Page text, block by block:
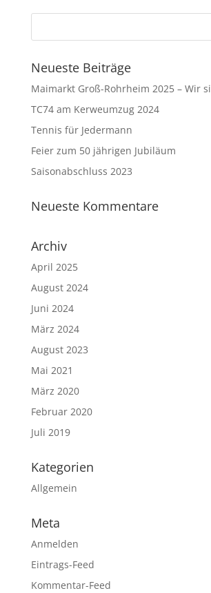
Neueste Beiträge
Maimarkt Groß-Rohrheim 2025 – Wir
TC74 am Kerweumzug 2024
Tennis für Jedermann
Feier zum 50 jährigen Jubiläum
Saisonabschluss 2023
Neueste Kommentare
Archiv
April 2025
August 2024
Juni 2024
März 2024
August 2023
Mai 2021
März 2020
Februar 2020
Juli 2019
Kategorien
Allgemein
Meta
Anmelden
Eintrags-Feed
Kommentar-Feed